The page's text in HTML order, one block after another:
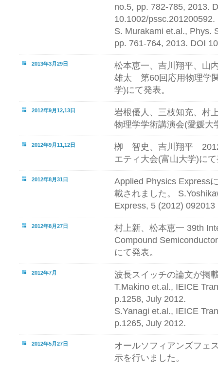
no.5, pp. 782-785, 2013.
10.1002/pssc.201200592.
S. Murakami et.al., Phys.
pp. 761-764, 2013. DOI
2013年3月29日
松本恵一、吉川翔平、山
雄太 第60回応用物理学
学)にて発表。
2012年9月12,13日
岩根優人、三枝知充、村
物理学学術講演会(愛媛大
2012年9月11,12日
栁 智史、吉川翔平
エティ大会(富山大学)に
2012年8月31日
Applied Physics Express
載されました。
Express, 5 (2012) 092013
2012年8月27日
村上新、松本恵一 39th
Compound
にて発表。
2012年7月
波長スイッチの論文が掲
T.Makino et.al., IEICE
p.1258, July 2012.
S.Yanagi et.al., IEICE
p.1265, July 2012.
2012年5月27日
オールソフィアンズフェ
示を行いました。